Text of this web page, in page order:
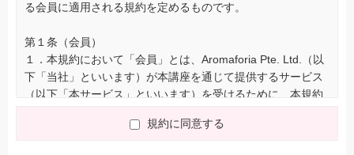
る会員に適用される規約を定めるものです。
第１条（会員）
１．本規約において「会員」とは、Aromaforia Pte. Ltd.（以
下「当社」といいます）が本講座を通じて提供するサービス
（以下「本サービス」といいます）を受けるために、本規約
が承諾した個人をいいます。規約に同意する